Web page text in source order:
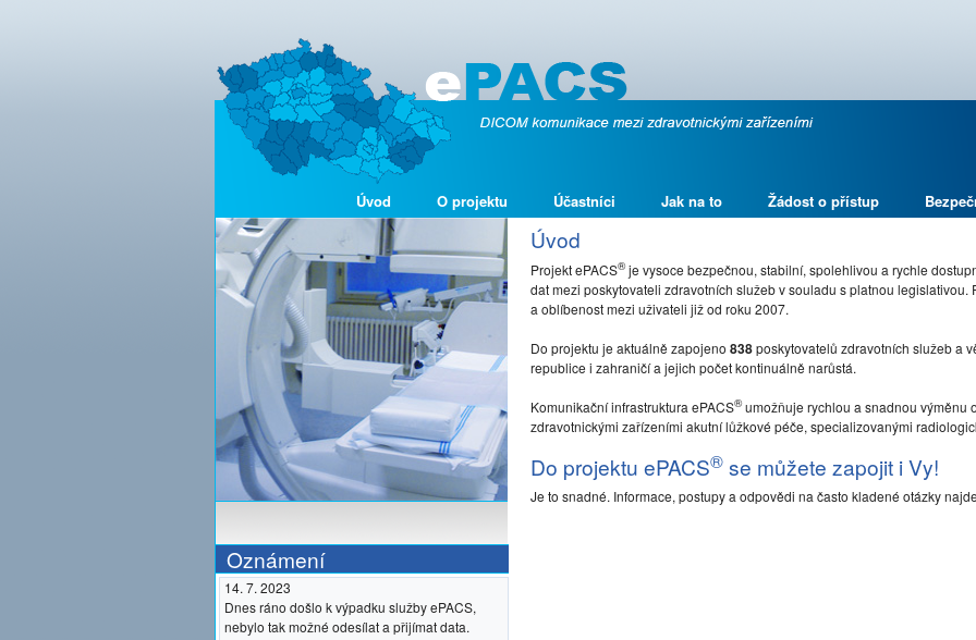
Úvod O projektu Účastníci Jak na to Žádost o přístup
Oznámení
14. 7. 2023
Dnes ráno došlo k výpadku služby ePACS,
nebylo tak možné odesílat a přijímat data.
Úvod
Projekt ePACS®je vysoce bezpečnou, stabilní, spolehlivou a rychle
dat mezi poskytovateli zdravotních služeb v souladu s platnou legislativou.
a oblíbenost mezi uživateli již od roku 2007.
Do projektu je aktuálně zapojeno 838poskytovatelů zdravotních služeb a
republice i zahraničí a jejich počet kontinuálně narůstá.
Komunikační infrastruktura ePACS®umožňuje rychlou a snadnou výměnu
zdravotnickými zařízeními akutní lůžkové péče, specializovanými
Do projektu ePACS® se můžete zapojit i Vy!
Je to snadné. Informace, postupy a odpovědi na často kladené otázky